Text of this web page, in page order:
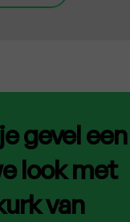
gevel een
look met
van